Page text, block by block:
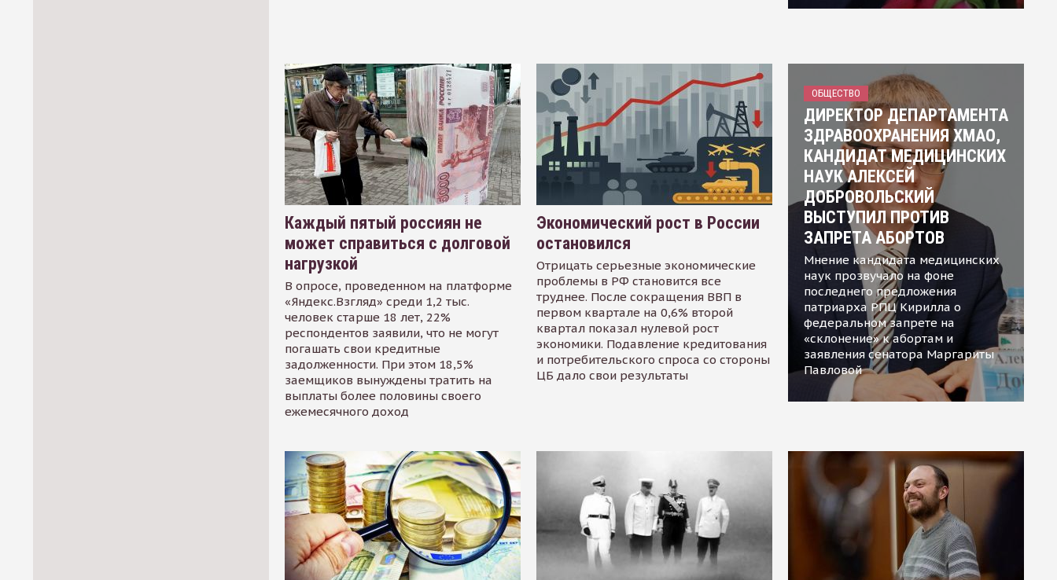
Каждый пятый россиян не
может справиться с долговой
нагрузкой
В опросе, проведенном на платформе
«Яндекс.Взгляд» среди 1,2 тыс.
человек старше 18 лет, 22%
респондентов заявили, что не могут
погашать свои кредитные
задолженности. При этом 18,5%
заемщиков вынуждены тратить на
выплаты более половины своего
ежемесячного доход
Экономический рост в России
остановился
Отрицать серьезные экономические
проблемы в РФ становится все
труднее. После сокращения ВВП в
первом квартале на 0,6% второй
квартал показал нулевой рост
экономики. Подавление кредитования
и потребительского спроса со стороны
ЦБ дало свои результаты
ОБЩЕСТВО
ДИРЕКТОР ДЕПАРТАМЕНТА
ЗДРАВООХРАНЕНИЯ ХМАО,
КАНДИДАТ МЕДИЦИНСКИХ
НАУК АЛЕКСЕЙ
ДОБРОВОЛЬСКИЙ
ВЫСТУПИЛ ПРОТИВ
ЗАПРЕТА АБОРТОВ
Мнение кандидата медицинских
наук прозвучало на фоне
последнего предложения
патриарха РПЦ Кирилла о
федеральном запрете на
«склонение» к абортам и
заявления сенатора Маргариты
Павловой